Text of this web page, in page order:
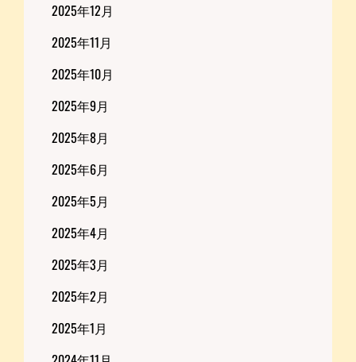
2025年12月
2025年11月
2025年10月
2025年9月
2025年8月
2025年6月
2025年5月
2025年4月
2025年3月
2025年2月
2025年1月